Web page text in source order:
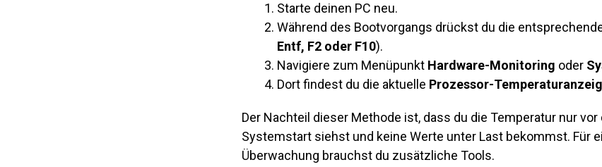
Starte deinen PC neu.
Während des Bootvorgangs drückst du die
Entf, F2 oder F10).
Navigiere zum Menüpunkt Hardware-Monitoring oder
Dort findest du die aktuelle Prozessor-
Der Nachteil dieser Methode ist, dass du die Temperatur nur
Systemstart siehst und keine Werte unter Last bekommst. Für
Überwachung brauchst du zusätzliche Tools.